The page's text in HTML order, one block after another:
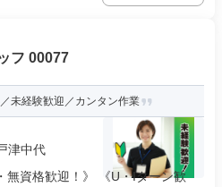
フ 00077
未経験歓迎／カンタン作業
津中代
無資格歓迎！》 《U・Iターン歓